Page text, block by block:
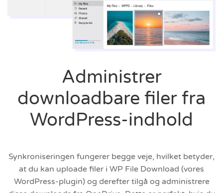
Administrer
downloadbare filer fra
WordPress-indhold
Synkroniseringen fungerer begge veje, hvilket betyder,
at du kan uploade filer i WP File Download (vores
WordPress-plugin) og derefter tilgå og administrere